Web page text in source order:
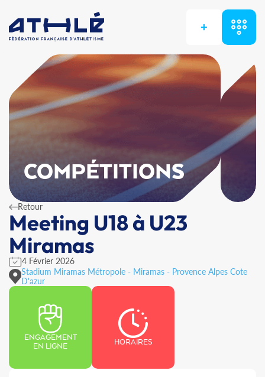
+
COMPÉTITIONS
Retour
Meeting U18 à U23
Miramas
4 Février 2026
Stadium Miramas Métropole - Miramas - Provence Alpes Cote
D'azur
ENGAGEMENT
EN LIGNE
HORAIRES